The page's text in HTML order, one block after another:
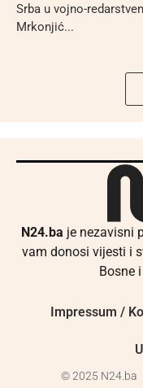
Srba u vojno-
Mrkonjić...
N24.ba je nezavisni
vam donosi vijesti i
Bosne
Impressum /
© 2025 N24.ba